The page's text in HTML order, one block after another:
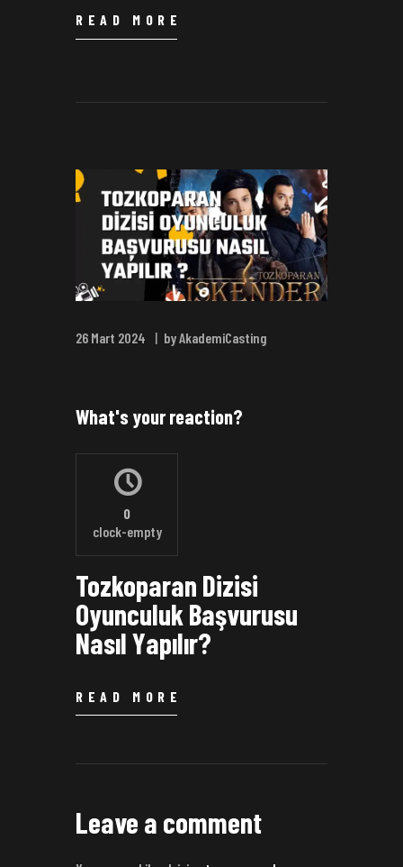
READ MORE
26 Mart 2024 by AkademiCasting
What's your reaction?
0
clock-empty
Tozkoparan Dizisi
Oyunculuk Başvurusu
Nasıl Yapılır?
READ MORE
Leave a comment